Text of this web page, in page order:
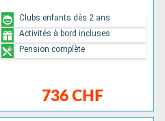
736 CHF
Clubs enfants dès 2 ans
Activités à bord incluses
Pension complète